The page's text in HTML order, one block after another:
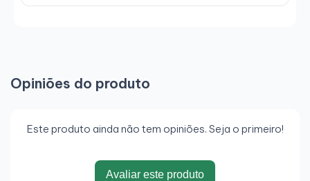
Opiniões do produto
Este produto ainda não tem opiniões. Seja o primeiro!
Avaliar este produto